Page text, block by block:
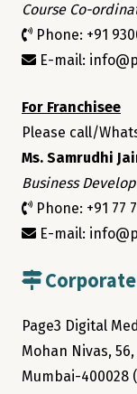
Course Co-
Phone: +91
E-mail:
For Franchisee
Please call/
Ms. Samrudhi
Business
Phone: +91 77
E-mail:
Page3 Digital
Mohan Nivas,
Mumbai-400028